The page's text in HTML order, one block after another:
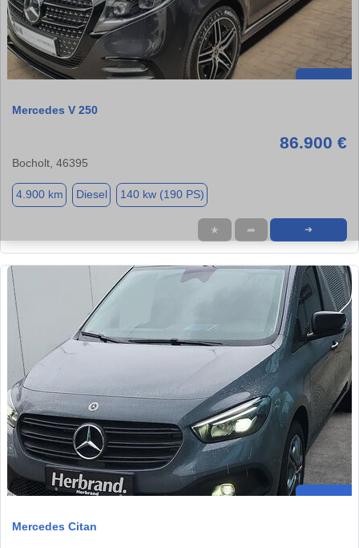
Mercedes V 250
86.900 €
Bocholt, 46395
4.900 km Diesel 140 kw (190 PS)
★ ➦ ➜
Mercedes Citan